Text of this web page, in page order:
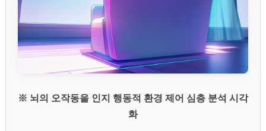
※ 뇌의 오작동을 인지 행동적 환경 제어 심층 분석 시각
화